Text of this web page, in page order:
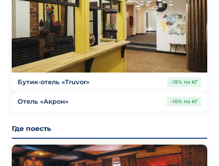
Бутик-отель «Truvor» –15% по КГ
Отель «Акрон» –10% по КГ
Где поесть